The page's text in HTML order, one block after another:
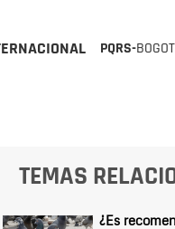
PQRS-
TEMAS
¿Es